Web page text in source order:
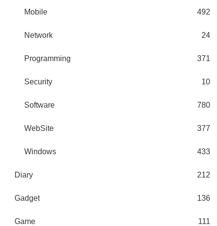
Mobile 492
Network 24
Programming 371
Security 10
Software 780
WebSite 377
Windows 433
Diary 212
Gadget 136
Game 111